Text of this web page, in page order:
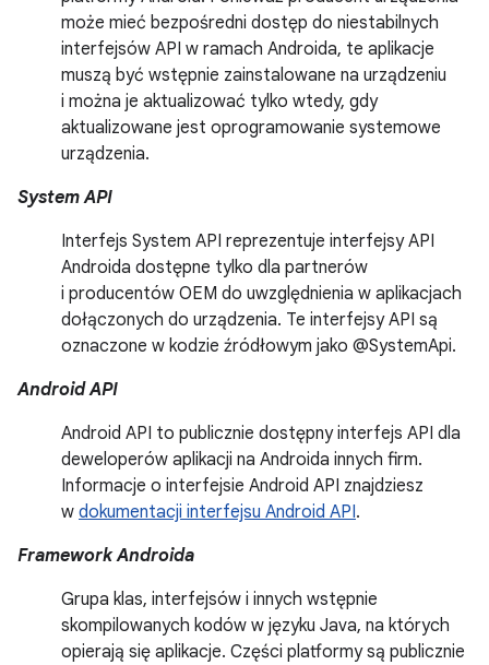
może mieć bezpośredni dostęp do niestabilnych
interfejsów API w ramach Androida, te aplikacje
muszą być wstępnie zainstalowane na urządzeniu
i można je aktualizować tylko wtedy, gdy
aktualizowane jest oprogramowanie systemowe
urządzenia.
System API
Interfejs System API reprezentuje interfejsy API
Androida dostępne tylko dla partnerów
i producentów OEM do uwzględnienia w aplikacjach
dołączonych do urządzenia. Te interfejsy API są
oznaczone w kodzie źródłowym jako @SystemApi.
Android API
Android API to publicznie dostępny interfejs API dla
deweloperów aplikacji na Androida innych firm.
Informacje o interfejsie Android API znajdziesz
w dokumentacji interfejsu Android API.
Framework Androida
Grupa klas, interfejsów i innych wstępnie
skompilowanych kodów w języku Java, na których
opierają się aplikacje. Części platformy są publicznie